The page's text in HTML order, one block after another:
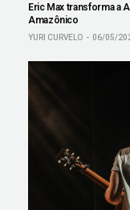
Eric Max transforma a
Amazônico
YURI CURVELO 06/05/